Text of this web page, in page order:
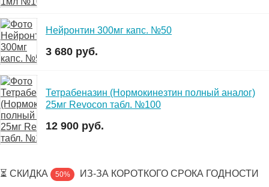
Нейронтин 300мг капс. №50
3 680 руб.
Тетрабеназин (Нормокинезтин полный аналог)
25мг Revocon табл. №100
12 900 руб.
⏳ СКИДКА 50%
ИЗ-ЗА КОРОТКОГО СРОКА ГОДНОСТИ